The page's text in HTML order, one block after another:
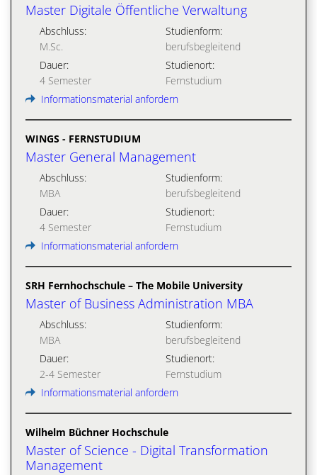
Master Digitale Öffentliche Verwaltung
Abschluss:
M.Sc.
Studienform:
berufsbegleitend
Dauer:
4 Semester
Studienort:
Fernstudium
Informationsmaterial anfordern
WINGS - FERNSTUDIUM
Master General Management
Abschluss:
MBA
Studienform:
berufsbegleitend
Dauer:
4 Semester
Studienort:
Fernstudium
Informationsmaterial anfordern
SRH Fernhochschule – The Mobile University
Master of Business Administration MBA
Abschluss:
MBA
Studienform:
berufsbegleitend
Dauer:
2-4 Semester
Studienort:
Fernstudium
Informationsmaterial anfordern
Wilhelm Büchner Hochschule
Master of Science - Digital Trans­formation
Management